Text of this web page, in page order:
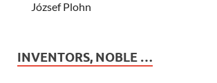
József Plohn
INVENTORS, NOBLE …